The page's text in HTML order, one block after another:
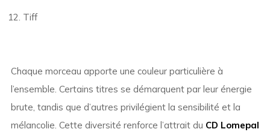
Tiff
Chaque morceau apporte une couleur particulière à
l’ensemble. Certains titres se démarquent par leur énergie
brute, tandis que d’autres privilégient la sensibilité et la
mélancolie. Cette diversité renforce l’attrait du CD Lomepal